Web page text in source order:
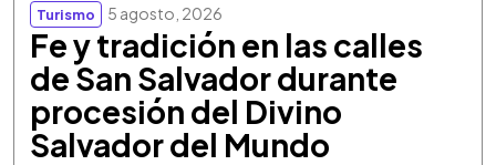
Turismo 5 agosto, 2026
Fe y tradición en las calles
de San Salvador durante
procesión del Divino
Salvador del Mundo